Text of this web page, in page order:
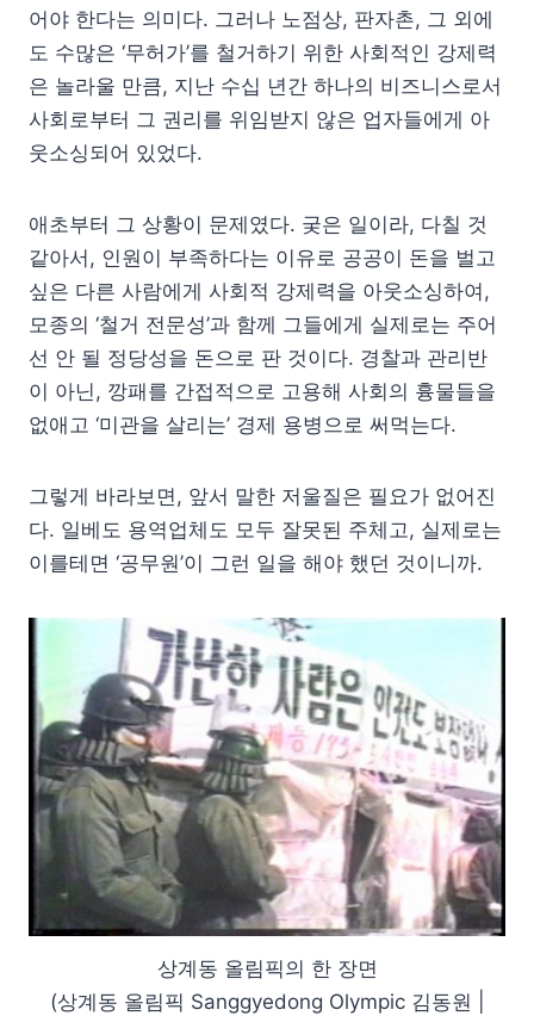
어야 한다는 의미다. 그러나 노점상, 판자촌, 그 외에
도 수많은 ‘무허가’를 철거하기 위한 사회적인 강제력
은 놀라울 만큼, 지난 수십 년간 하나의 비즈니스로서
사회로부터 그 권리를 위임받지 않은 업자들에게 아
웃소싱되어 있었다.
애초부터 그 상황이 문제였다. 궂은 일이라, 다칠 것
같아서, 인원이 부족하다는 이유로 공공이 돈을 벌고
싶은 다른 사람에게 사회적 강제력을 아웃소싱하여,
모종의 ‘철거 전문성’과 함께 그들에게 실제로는 주어
선 안 될 정당성을 돈으로 판 것이다. 경찰과 관리반
이 아닌, 깡패를 간접적으로 고용해 사회의 흉물들을
없애고 ‘미관을 살리는’ 경제 용병으로 써먹는다.
그렇게 바라보면, 앞서 말한 저울질은 필요가 없어진
다. 일베도 용역업체도 모두 잘못된 주체고, 실제로는
이를테면 ‘공무원’이 그런 일을 해야 했던 것이니까.
상계동 올림픽의 한 장면
(상계동 올림픽 Sanggyedong Olympic 김동원 |